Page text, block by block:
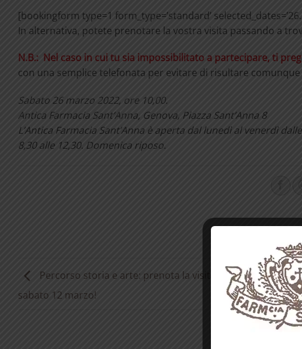
[bookingform type=1 form_type=’standard’
In alternativa, potete prenotare la vostra visita passando a
N.B.: Nel caso in cui tu sia impossibilitato a partecipare, ti
con una semplice telefonata per evitare di risultare
Sabato 26 marzo 2022, ore 10,00.
Antica Farmacia Sant’Anna, Genova, Piazza Sant’Anna 8
L’Antica Farmacia Sant’Anna è aperta dal lunedì al venerdì
8,30 alle 12,30. Domenica riposo.
Percorso storia e arte: prenota la visita guidata gratuita di
sabato 12 marzo!